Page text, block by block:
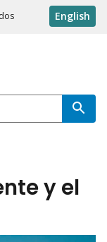
English
y el